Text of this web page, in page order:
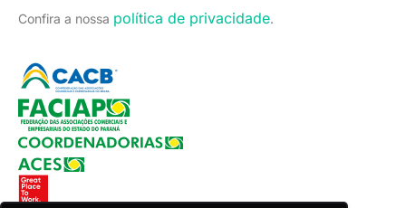
Confira a nossa política de privacidade.